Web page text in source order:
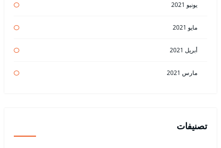
يونيو 2021
مايو 2021
أبريل 2021
مارس 2021
تصنيفات